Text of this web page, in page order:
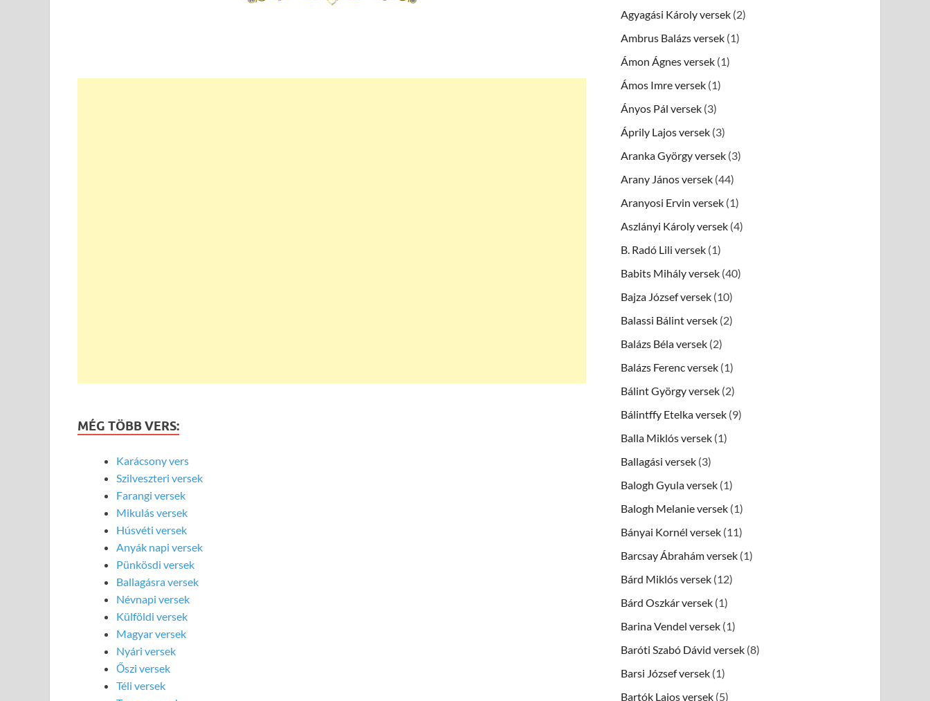
MÉG TÖBB VERS:
Karácsony vers
Szilveszteri versek
Farangi versek
Mikulás versek
Húsvéti versek
Anyák napi versek
Pünkösdi versek
Ballagásra versek
Névnapi versek
Külföldi versek
Magyar versek
Nyári versek
Őszi versek
Téli versek
Agyagási Károly versek (2)
Ambrus Balázs versek (1)
Ámon Ágnes versek (1)
Ámos Imre versek (1)
Ányos Pál versek (3)
Áprily Lajos versek (3)
Aranka György versek (3)
Arany János versek (44)
Aranyosi Ervin versek (1)
Aszlányi Károly versek (4)
B. Radó Lili versek (1)
Babits Mihály versek (40)
Bajza József versek (10)
Balassi Bálint versek (2)
Balázs Béla versek (2)
Balázs Ferenc versek (1)
Bálint György versek (2)
Bálintffy Etelka versek (9)
Balla Miklós versek (1)
Ballagási versek (3)
Balogh Gyula versek (1)
Balogh Melanie versek (1)
Bányai Kornél versek (11)
Barcsay Ábrahám versek (1)
Bárd Miklós versek (12)
Bárd Oszkár versek (1)
Barina Vendel versek (1)
Baróti Szabó Dávid versek (8)
Barsi József versek (1)
Bartók Lajos versek (5)